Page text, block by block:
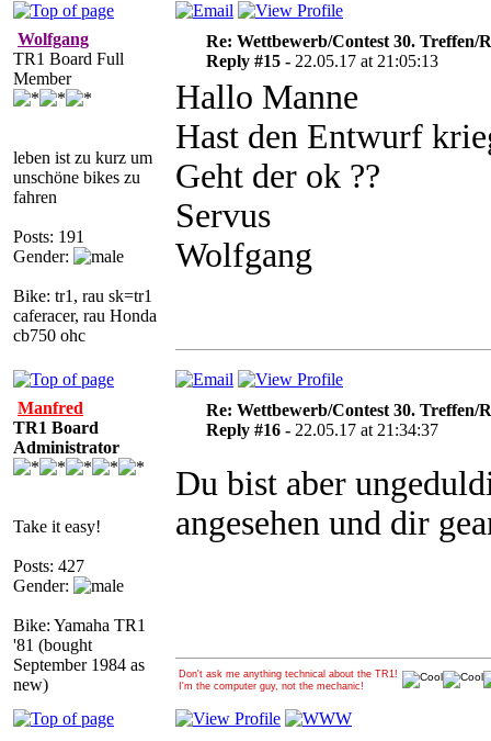
Wolfgang
TR1 Board Full
Member
leben ist zu kurz um
unschöne bikes zu
fahren
Posts: 191
Gender:
Bike: tr1, rau sk=tr1
caferacer, rau Honda
cb750 ohc
Re: Wettbewerb/Contest 30. Treffen/
Reply #15 - 22.05.17 at 21:05:13
Hallo Manne
Hast den Entwurf
Geht der ok ??
Servus
Wolfgang
Manfred
TR1 Board
Administrator
Take it easy!
Posts: 427
Gender:
Bike: Yamaha TR1
'81 (bought
September 1984 as
new)
Re: Wettbewerb/Contest 30. Treffen/
Reply #16 - 22.05.17 at 21:34:37
Du bist aber
angesehen und dir
Don't ask me anything technical about the TR1!
I'm the computer guy, not the mechanic!